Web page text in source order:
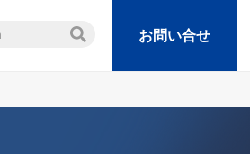
お問い合せ